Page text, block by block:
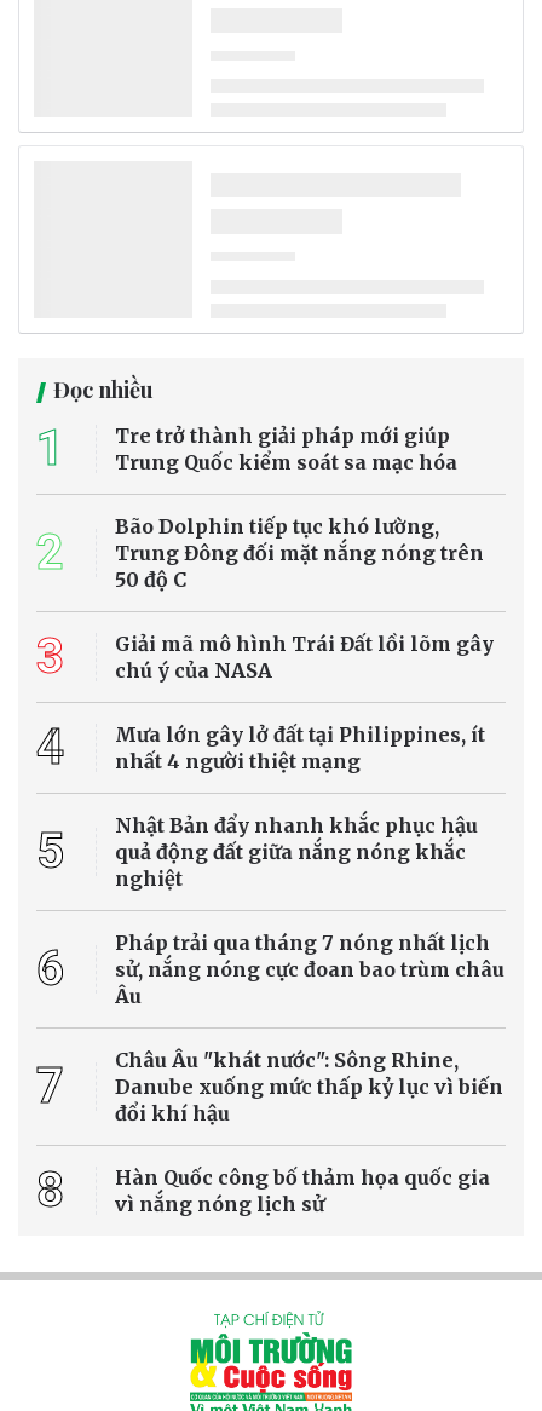
hành khách công cộng theo hướng xanh, đặt mục tiêu đến năm
điện hoặc năng lượng xanh, góp phần giảm phát thải khí nhà kính
và xây dựng hệ thống giao thông bền vững.
Môi trường - Tài nguyên
Hoàn thiện cơ chế phân bổ hạn ngạch phát
Việc thí điểm phân bổ hạn ngạch phát thải khí nhà kính trong giai
đoạn 2025 - 2026 không chỉ đánh dấu bước chuyển từ cơ chế quản
lý sang kiểm soát phát thải bằng công cụ thị trường mà còn tạo
nền tảng quan trọng cho việc vận hành thị trường các-bon trong
nước theo lộ trình của Chính phủ.
Xem tử vi hôm nay, tử vi 12 con giáp ngày
08/8/2026: Quý nhân Tam hợp trợ vận, tài lộc